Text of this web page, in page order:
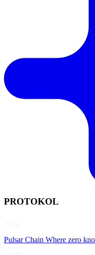
PROTOKOL
Pulsar Chain Where zero